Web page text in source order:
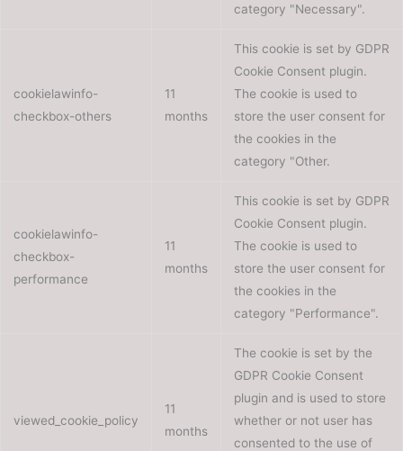
category "Necessary".
cookielawinfo-
checkbox-others
11
months
This cookie is set by GDPR
Cookie Consent plugin.
The cookie is used to
store the user consent for
the cookies in the
category "Other.
cookielawinfo-
checkbox-
performance
11
months
This cookie is set by GDPR
Cookie Consent plugin.
The cookie is used to
store the user consent for
the cookies in the
category "Performance".
viewed_cookie_policy
11
months
The cookie is set by the
GDPR Cookie Consent
plugin and is used to store
whether or not user has
consented to the use of